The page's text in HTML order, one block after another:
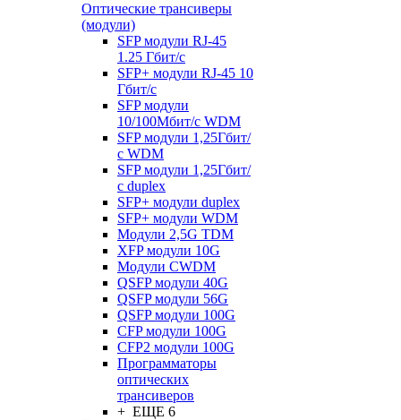
Оптические трансиверы
(модули)
SFP модули RJ-45
1.25 Гбит/c
SFP+ модули RJ-45 10
Гбит/c
SFP модули
10/100Мбит/с WDM
SFP модули 1,25Гбит/
с WDM
SFP модули 1,25Гбит/
с duplex
SFP+ модули duplex
SFP+ модули WDM
Модули 2,5G TDM
XFP модули 10G
Модули CWDM
QSFP модули 40G
QSFP модули 56G
QSFP модули 100G
CFP модули 100G
CFP2 модули 100G
Программаторы
оптических
трансиверов
+ ЕЩЕ 6